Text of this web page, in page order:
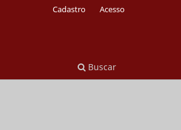
Buscar
Cadastro Acesso